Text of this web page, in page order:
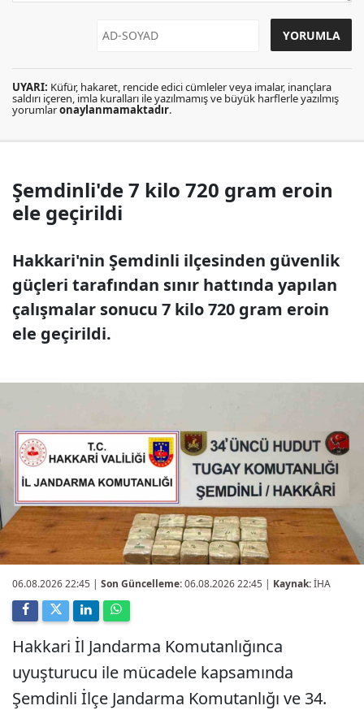
UYARI: Küfür, hakaret, rencide edici cümleler veya imalar, inançlara
saldırı içeren, imla kuralları ile yazılmamış ve büyük harflerle yazılmış
yorumlaronaylanmamaktadır.
Şemdinli'de 7 kilo 720 gram eroin
ele geçirildi
Hakkari'nin Şemdinli ilçesinden güvenlik
güçleri tarafından sınır hattında yapılan
çalışmalar sonucu 7 kilo 720 gram eroin
ele geçirildi.
06.08.2026 22:45 | Son Güncelleme:06.08.2026 22:45 | Kaynak:İHA
Hakkari İl Jandarma Komutanlığınca
uyuşturucu ile mücadele kapsamında
Şemdinli İlçe Jandarma Komutanlığı ve 34.